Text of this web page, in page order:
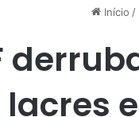
Início /
lacres